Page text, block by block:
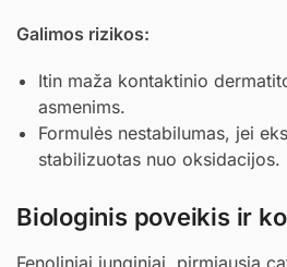
Galimos rizikos:
Itin maža kontaktinio
asmenims.
Formulės nestabilumas, jei
stabilizuotas nuo oksidacijos.
Biologinis poveikis ir